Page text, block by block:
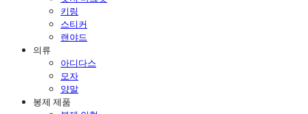
키링
스티커
랜야드
의류
아디다스
모자
양말
봉제 제품